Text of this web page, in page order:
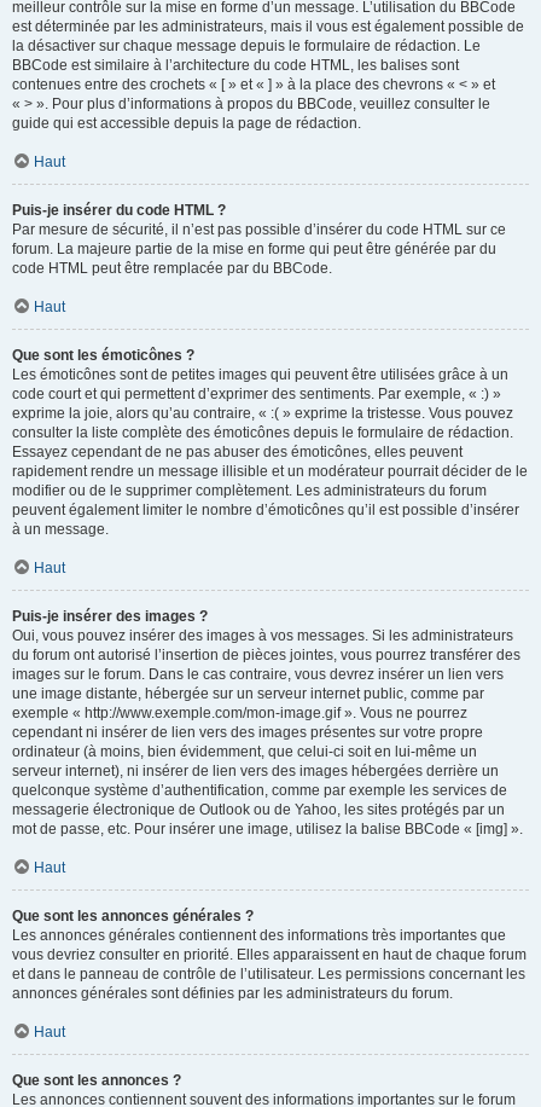
meilleur contrôle sur la mise en forme d’un message. L’utilisation du BBCode
est déterminée par les administrateurs, mais il vous est également possible de
la désactiver sur chaque message depuis le formulaire de rédaction. Le
BBCode est similaire à l’architecture du code HTML, les balises sont
contenues entre des crochets « [ » et « ] » à la place des chevrons « < » et
« > ». Pour plus d’informations à propos du BBCode, veuillez consulter le
guide qui est accessible depuis la page de rédaction.
Haut
Puis-je insérer du code HTML ?
Par mesure de sécurité, il n’est pas possible d’insérer du code HTML sur ce
forum. La majeure partie de la mise en forme qui peut être générée par du
code HTML peut être remplacée par du BBCode.
Haut
Que sont les émoticônes ?
Les émoticônes sont de petites images qui peuvent être utilisées grâce à un
code court et qui permettent d’exprimer des sentiments. Par exemple, « :) »
exprime la joie, alors qu’au contraire, « :( » exprime la tristesse. Vous pouvez
consulter la liste complète des émoticônes depuis le formulaire de rédaction.
Essayez cependant de ne pas abuser des émoticônes, elles peuvent
rapidement rendre un message illisible et un modérateur pourrait décider de le
modifier ou de le supprimer complètement. Les administrateurs du forum
peuvent également limiter le nombre d’émoticônes qu’il est possible d’insérer
à un message.
Haut
Puis-je insérer des images ?
Oui, vous pouvez insérer des images à vos messages. Si les administrateurs
du forum ont autorisé l’insertion de pièces jointes, vous pourrez transférer des
images sur le forum. Dans le cas contraire, vous devrez insérer un lien vers
une image distante, hébergée sur un serveur internet public, comme par
exemple « http://www.exemple.com/mon-image.gif ». Vous ne pourrez
cependant ni insérer de lien vers des images présentes sur votre propre
ordinateur (à moins, bien évidemment, que celui-ci soit en lui-même un
serveur internet), ni insérer de lien vers des images hébergées derrière un
quelconque système d’authentification, comme par exemple les services de
messagerie électronique de Outlook ou de Yahoo, les sites protégés par un
mot de passe, etc. Pour insérer une image, utilisez la balise BBCode « [img] ».
Haut
Que sont les annonces générales ?
Les annonces générales contiennent des informations très importantes que
vous devriez consulter en priorité. Elles apparaissent en haut de chaque forum
et dans le panneau de contrôle de l’utilisateur. Les permissions concernant les
annonces générales sont définies par les administrateurs du forum.
Haut
Que sont les annonces ?
Les annonces contiennent souvent des informations importantes sur le forum